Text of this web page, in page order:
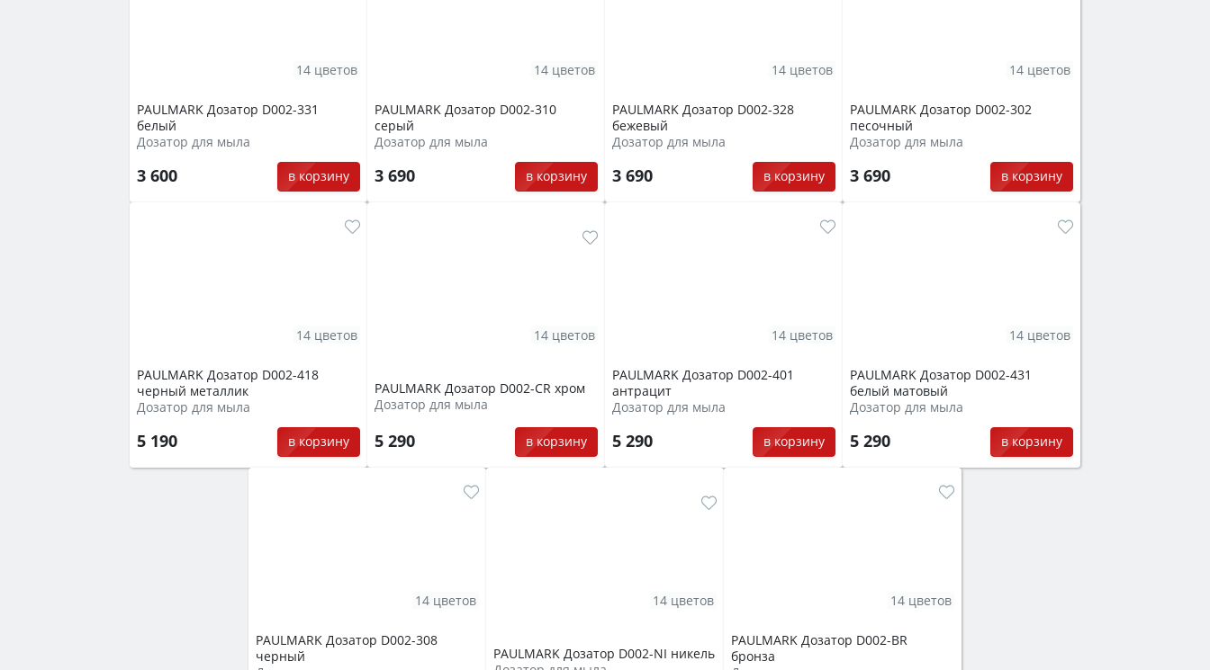
PAULMARK Дозатор D002-331
белый
Дозатор для мыла
3 600 в корзину
14 цветов
PAULMARK Дозатор D002-310
серый
Дозатор для мыла
3 690 в корзину
14 цветов
PAULMARK Дозатор D002-328
бежевый
Дозатор для мыла
3 690 в корзину
14 цветов
PAULMARK Дозатор D002-302
песочный
Дозатор для мыла
3 690 в корзину
14 цветов
PAULMARK Дозатор D002-418
черный металлик
Дозатор для мыла
5 190 в корзину
14 цветов
PAULMARK Дозатор D002-CR хром
Дозатор для мыла
5 290 в корзину
14 цветов
PAULMARK Дозатор D002-401
антрацит
Дозатор для мыла
5 290 в корзину
14 цветов
PAULMARK Дозатор D002-431
белый матовый
Дозатор для мыла
5 290 в корзину
14 цветов
PAULMARK Дозатор D002-308
черный
14 цветов
PAULMARK Дозатор D002-NI никель
14 цветов
PAULMARK Дозатор D002-BR
бронза
14 цветов